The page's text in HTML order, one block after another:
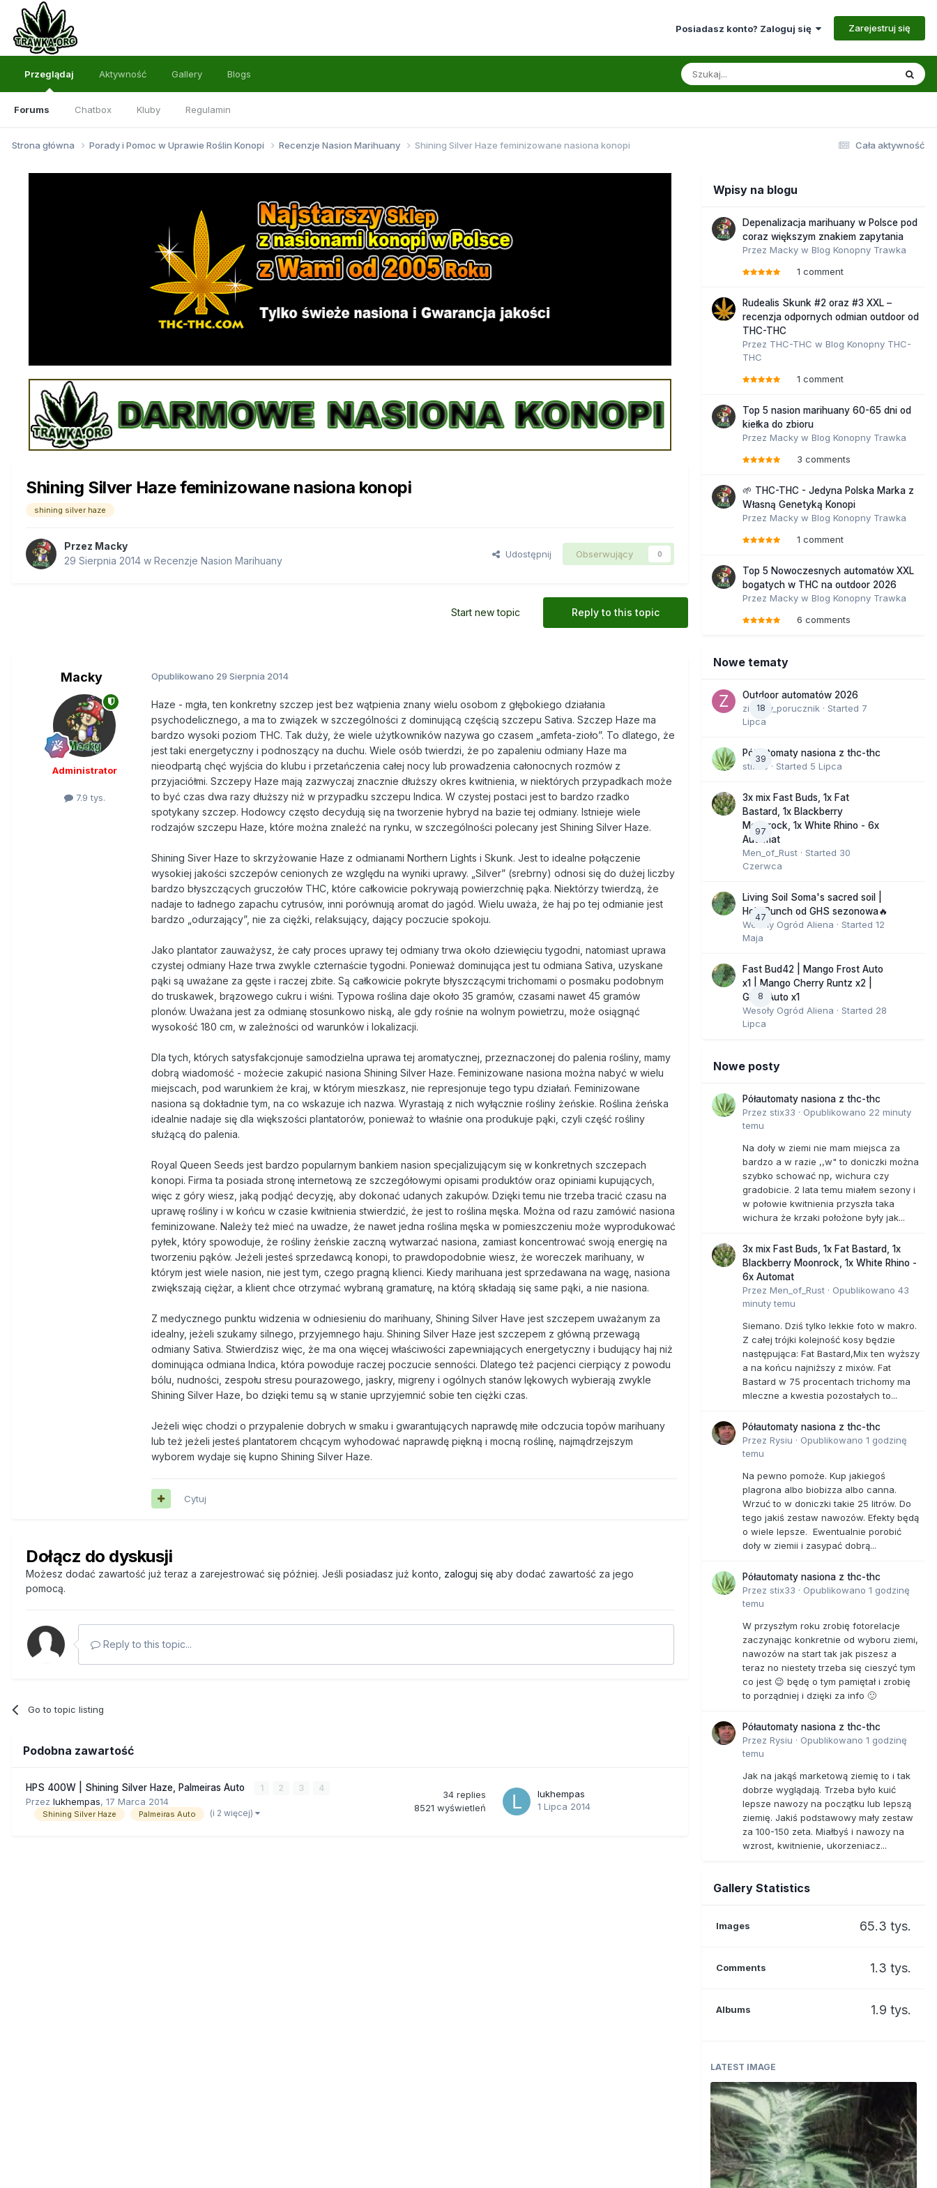
Posiadasz konto? Zaloguj się Zarejestruj się
Przeglądaj
Forums Chatbox Kluby Regulamin
Aktywność Gallery Blogs
Cała aktywność
Strona główna Porady i Pomoc w Uprawie Roślin Konopi Recenzje Nasion Marihuany Shining Silver Haze feminizowane nasiona konopi
Shining Silver Haze feminizowane nasiona konopi
shining silver haze
Przez Macky
29 Sierpnia 2014 w Recenzje Nasion Marihuany
Udostępnij Obserwujący 0
Reply to this topic
Start new topic
Macky
Administrator
7.9 tys.
Opublikowano 29 Sierpnia 2014
Haze - mgła, ten konkretny szczep jest bez wątpienia znany wielu osobom z głębokiego działania
psychodelicznego, a ma to związek w szczególności z dominującą częścią szczepu Sativa. Szczep Haze ma
bardzo wysoki poziom THC. Tak duży, że wiele użytkowników nazywa go czasem „amfeta-zioło”. To dlatego, że
jest taki energetyczny i podnoszący na duchu. Wiele osób twierdzi, że po zapaleniu odmiany Haze ma
nieodpartą chęć wyjścia do klubu i przetańczenia całej nocy lub prowadzenia całonocnych rozmów z
przyjaciółmi. Szczepy Haze mają zazwyczaj znacznie dłuższy okres kwitnienia, w niektórych przypadkach może
to być czas dwa razy dłuższy niż w przypadku szczepu Indica. W czystej postaci jest to bardzo rzadko
spotykany szczep. Hodowcy często decydują się na tworzenie hybryd na bazie tej odmiany. Istnieje wiele
rodzajów szczepu Haze, które można znaleźć na rynku, w szczególności polecany jest Shining Silver Haze.
Shining Siver Haze to skrzyżowanie Haze z odmianami Northern Lights i Skunk. Jest to idealne połączenie
wysokiej jakości szczepów cenionych ze względu na wyniki uprawy. „Silver” (srebrny) odnosi się do dużej liczby
bardzo błyszczących gruczołów THC, które całkowicie pokrywają powierzchnię pąka. Niektórzy twierdzą, że
nadaje to ładnego zapachu cytrusów, inni porównują aromat do jagód. Wielu uważa, że haj po tej odmianie jest
bardzo „odurzający”, nie za ciężki, relaksujący, dający poczucie spokoju.
Jako plantator zauważysz, że cały proces uprawy tej odmiany trwa około dziewięciu tygodni, natomiast uprawa
czystej odmiany Haze trwa zwykle czternaście tygodni. Ponieważ dominująca jest tu odmiana Sativa, uzyskane
pąki są uważane za gęste i raczej zbite. Są całkowicie pokryte błyszczącymi trichomami o posmaku podobnym
do truskawek, brązowego cukru i wiśni. Typowa roślina daje około 35 gramów, czasami nawet 45 gramów
plonów. Uważana jest za odmianę stosunkowo niską, ale gdy rośnie na wolnym powietrzu, może osiągnąć
wysokość 180 cm, w zależności od warunków i lokalizacji.
Dla tych, których satysfakcjonuje samodzielna uprawa tej aromatycznej, przeznaczonej do palenia rośliny, mamy
dobrą wiadomość - możecie zakupić nasiona Shining Silver Haze. Feminizowane nasiona można nabyć w wielu
miejscach, pod warunkiem że kraj, w którym mieszkasz, nie represjonuje tego typu działań. Feminizowane
nasiona są dokładnie tym, na co wskazuje ich nazwa. Wyrastają z nich wyłącznie rośliny żeńskie. Roślina żeńska
idealnie nadaje się dla większości plantatorów, ponieważ to właśnie ona produkuje pąki, czyli część rośliny
służącą do palenia.
Royal Queen Seeds jest bardzo popularnym bankiem nasion specjalizującym się w konkretnych szczepach
konopi. Firma ta posiada stronę internetową ze szczegółowymi opisami produktów oraz opiniami kupujących,
więc z góry wiesz, jaką podjąć decyzję, aby dokonać udanych zakupów. Dzięki temu nie trzeba tracić czasu na
uprawę rośliny i w końcu w czasie kwitnienia stwierdzić, że jest to roślina męska. Można od razu zamówić nasiona
feminizowane. Należy też mieć na uwadze, że nawet jedna roślina męska w pomieszczeniu może wyprodukować
pyłek, który spowoduje, że rośliny żeńskie zaczną wytwarzać nasiona, zamiast koncentrować swoją energię na
tworzeniu pąków. Jeżeli jesteś sprzedawcą konopi, to prawdopodobnie wiesz, że woreczek marihuany, w
którym jest wiele nasion, nie jest tym, czego pragną klienci. Kiedy marihuana jest sprzedawana na wagę, nasiona
zwiększają ciężar, a klient chce otrzymać wybraną gramaturę, na którą składają się same pąki, a nie nasiona.
Z medycznego punktu widzenia w odniesieniu do marihuany, Shining Silver Have jest szczepem uważanym za
idealny, jeżeli szukamy silnego, przyjemnego haju. Shining Silver Haze jest szczepem z główną przewagą
odmiany Sativa. Stwierdzisz więc, że ma ona więcej właściwości zapewniających energetyczny i budujący haj niż
dominująca odmiana Indica, która powoduje raczej poczucie senności. Dlatego też pacjenci cierpiący z powodu
bólu, nudności, zespołu stresu pourazowego, jaskry, migreny i ogólnych stanów lękowych wybierają zwykle
Shining Silver Haze, bo dzięki temu są w stanie uprzyjemnić sobie ten ciężki czas.
Jeżeli więc chodzi o przypalenie dobrych w smaku i gwarantujących naprawdę miłe odczucia topów marihuany
lub też jeżeli jesteś plantatorem chcącym wyhodować naprawdę piękną i mocną roślinę, najmądrzejszym
wyborem wydaje się kupno Shining Silver Haze.
Cytuj
Dołącz do dyskusji
Możesz dodać zawartość już teraz a zarejestrować się później. Jeśli posiadasz już konto, zaloguj się aby dodać zawartość za jego
pomocą.
Reply to this topic...
Go to topic listing
Podobna zawartość
HPS 400W | Shining Silver Haze, Palmeiras Auto 1 2 3 4
Przez lukhempas, 17 Marca 2014
Shining Silver Haze Palmeiras Auto (i 2 więcej)
34 replies
8521 wyświetleń
lukhempas
1 Lipca 2014
Wpisy na blogu
Depenalizacja marihuany w Polsce pod
coraz większym znakiem zapytania
Przez Macky w Blog Konopny Trawka
1 comment
Rudealis Skunk #2 oraz #3 XXL –
recenzja odpornych odmian outdoor od
THC-THC
Przez THC-THC w Blog Konopny THC-
THC
1 comment
Top 5 nasion marihuany 60-65 dni od
kiełka do zbioru
Przez Macky w Blog Konopny Trawka
3 comments
🌱 THC-THC - Jedyna Polska Marka z
Własną Genetyką Konopi
Przez Macky w Blog Konopny Trawka
1 comment
Top 5 Nowoczesnych automatów XXL
bogatych w THC na outdoor 2026
Przez Macky w Blog Konopny Trawka
6 comments
Nowe tematy
18
Outdoor automatów 2026
zielony_porucznik · Started 7
Lipca
39
Półautomaty nasiona z thc-thc
stix33 · Started 5 Lipca
97
3x mix Fast Buds, 1x Fat
Bastard, 1x Blackberry
Moonrock, 1x White Rhino - 6x
Automat
Men_of_Rust · Started 30
Czerwca
47
Living Soil Soma's sacred soil |
Holy Punch od GHS sezonowa🔥
Wesoły Ogród Aliena · Started 12
Maja
8
Fast Bud42 | Mango Frost Auto
x1 | Mango Cherry Runtz x2 |
GMO Auto x1
Wesoły Ogród Aliena · Started 28
Lipca
Nowe posty
Półautomaty nasiona z thc-thc
Przez stix33 · Opublikowano 22 minuty
temu
Na doły w ziemi nie mam miejsca za
bardzo a w razie ,,w" to doniczki można
szybko schować np, wichura czy
gradobicie. 2 lata temu miałem sezony i
w połowie kwitnienia przyszła taka
wichura że krzaki położone były jak...
3x mix Fast Buds, 1x Fat Bastard, 1x
Blackberry Moonrock, 1x White Rhino -
6x Automat
Przez Men_of_Rust · Opublikowano 43
minuty temu
Siemano. Dziś tylko lekkie foto w makro.
Z całej trójki kolejność kosy będzie
następująca: Fat Bastard,Mix ten wyższy
a na końcu najniższy z mixów. Fat
Bastard w 75 procentach trichomy ma
mleczne a kwestia pozostałych to...
Półautomaty nasiona z thc-thc
Przez Rysiu · Opublikowano 1 godzinę
temu
Na pewno pomoże. Kup jakiegoś
plagrona albo biobizza albo canna.
Wrzuć to w doniczki takie 25 litrów. Do
tego jakiś zestaw nawozów. Efekty będą
o wiele lepsze. Ewentualnie porobić
doły w ziemii i zasypać dobrą...
Półautomaty nasiona z thc-thc
Przez stix33 · Opublikowano 1 godzinę
temu
W przyszłym roku zrobię fotorelacje
zaczynając konkretnie od wyboru ziemi,
nawozów na start tak jak piszesz a
teraz no niestety trzeba się cieszyć tym
co jest 😉 będę o tym pamiętał i zrobię
to porządniej i dzięki za info 🙂
Półautomaty nasiona z thc-thc
Przez Rysiu · Opublikowano 1 godzinę
temu
Jak na jakąś marketową ziemię to i tak
dobrze wyglądają. Trzeba było kuić
lepsze nawozy na początku lub lepszą
ziemię. Jakiś podstawowy mały zestaw
za 100-150 zeta. Miałbyś i nawozy na
wzrost, kwitnienie, ukorzeniacz...
Gallery Statistics
Images 65.3 tys.
Comments 1.3 tys.
Albums 1.9 tys.
LATEST IMAGE